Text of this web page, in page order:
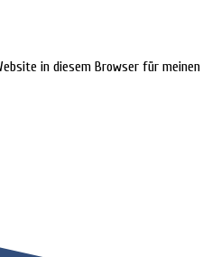
in diesem Browser für meinen